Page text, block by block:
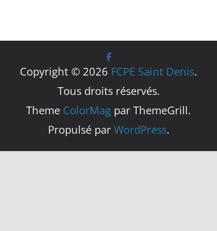
Copyright © 2026 FCPE Saint Denis.
Tous droits réservés.
Theme ColorMag par ThemeGrill.
Propulsé parWordPress.